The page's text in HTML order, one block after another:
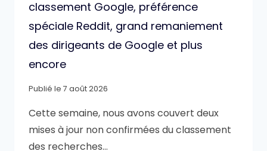
classement Google, préférence
spéciale Reddit, grand remaniement
des dirigeants de Google et plus
encore
Publié le 7 août 2026
Cette semaine, nous avons couvert deux
mises à jour non confirmées du classement
des recherches…